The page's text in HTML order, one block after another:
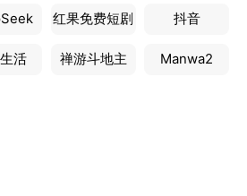
红果免费短剧 抖音
活 禅游斗地主 Manwa2